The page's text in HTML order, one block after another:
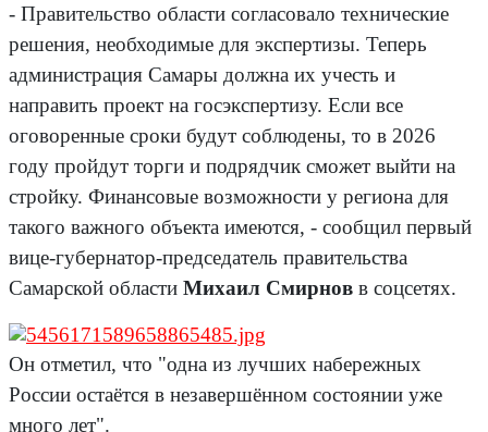
- Правительство области согласовало технические
решения, необходимые для экспертизы. Теперь
администрация Самары должна их учесть и
направить проект на госэкспертизу. Если все
оговоренные сроки будут соблюдены, то в 2026
году пройдут торги и подрядчик сможет выйти на
стройку. Финансовые возможности у региона для
такого важного объекта имеются, - сообщил первый
вице-губернатор-председатель правительства
Самарской области Михаил Смирнов в соцсетях.
Он отметил, что "одна из лучших набережных
России остаётся в незавершённом состоянии уже
много лет".